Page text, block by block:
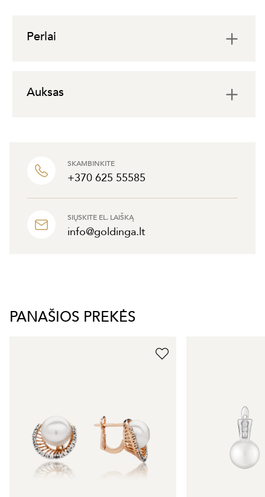
SKAMBINKITE
+370 625 55585
SIŲSKITE EL. LAIŠKĄ
info@goldinga.lt
Perlai
Auksas
PANAŠIOS PREKĖS